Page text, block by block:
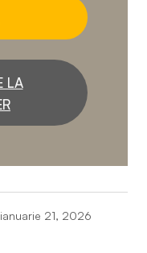
LA
ianuarie 21, 2026